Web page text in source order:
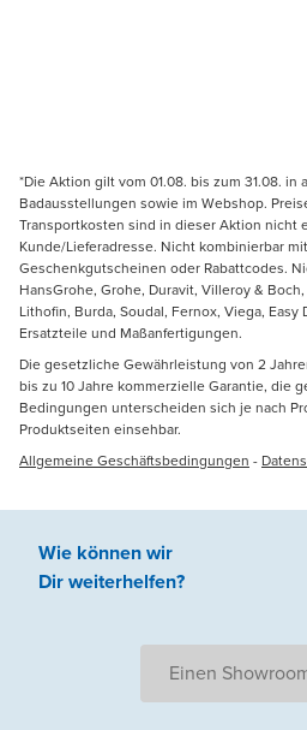
*Die Aktion gilt vom 01.08. bis zum 31.08. in
Badausstellungen sowie im Webshop.
Transportkosten sind in dieser Aktion nicht
Kunde/Lieferadresse. Nicht kombinierbar
Geschenkgutscheinen oder Rabattcodes.
HansGrohe, Grohe, Duravit, Villeroy &
Lithofin, Burda, Soudal, Fernox, Viega, Easy
Ersatzteile und Maßanfertigungen.
Die gesetzliche Gewährleistung von 2
bis zu 10 Jahre kommerzielle Garantie, die
Bedingungen unterscheiden sich je nach
Produktseiten einsehbar.
Allgemeine Geschäftsbedingungen -
Wie können wir
Dir weiterhelfen?
Einen